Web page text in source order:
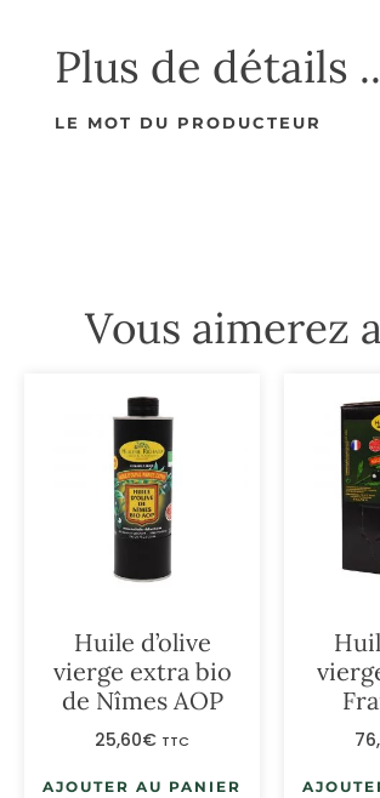
Plus de détails
LE MOT DU PRODUCTEUR
Vous aimerez
Huile d’olive
vierge extra bio
de Nîmes AOP
25,60€ TTC
AJOUTER AU PANIER